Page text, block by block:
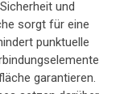
und
sorgt für eine
punktuelle
garantieren.